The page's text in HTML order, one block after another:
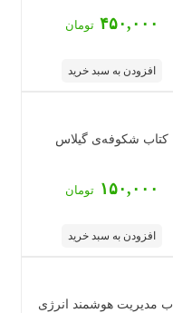
۴۵۰,۰۰۰ تومان
افزودن به سبد خرید
کتاب شکوفه‌ی گیلاس
۱۵۰,۰۰۰ تومان
افزودن به سبد خرید
مدیریت هوشمند انرژی